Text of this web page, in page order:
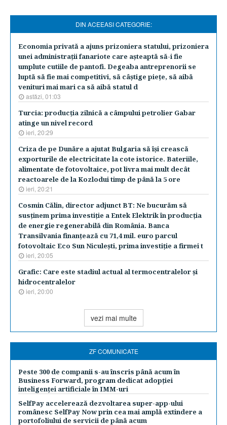
DIN ACEEASI CATEGORIE:
Economia privată a ajuns prizoniera statului, prizoniera
unei administraţii fanariote care aşteaptă să-i fie
umplute cutiile de pantofi. Degeaba antreprenorii se
luptă să fie mai competitivi, să câştige pieţe, să aibă
venituri mai mari ca să aibă statul d
astăzi, 01:03
Turcia: producţia zilnică a câmpului petrolier Gabar
atinge un nivel record
ieri, 20:29
Criza de pe Dunăre a ajutat Bulgaria să îşi crească
exporturile de electricitate la cote istorice. Bateriile,
alimentate de fotovoltaice, pot livra mai mult decât
reactoarele de la Kozlodui timp de până la 5 ore
ieri, 20:21
Cosmin Călin, director adjunct BT: Ne bucurăm să
susţinem prima investiţie a Entek Elektrik în producţia
de energie regenerabilă din România. Banca
Transilvania finanţează cu 71,4 mil. euro parcul
fotovoltaic Eco Sun Niculeşti, prima investiţie a firmei t
ieri, 20:05
Grafic: Care este stadiul actual al termocentralelor şi
hidrocentralelor
ieri, 20:00
vezi mai multe
ZF COMUNICATE
Peste 300 de companii s-au înscris până acum în
Business Forward, program dedicat adopției
inteligenței artificiale în IMM-uri
SelfPay accelerează dezvoltarea super-app-ului
românesc SelfPay Now prin cea mai amplă extindere a
portofoliului de servicii de până acum